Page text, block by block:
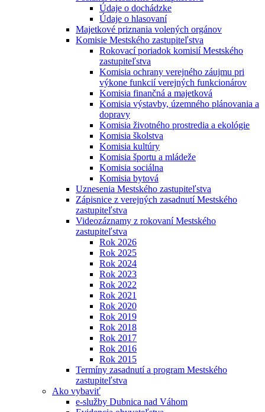
Údaje o dochádzke
Údaje o hlasovaní
Majetkové priznania volených orgánov
Komisie Mestského zastupiteľstva
Rokovací poriadok komisií Mestského
zastupiteľstva
Komisia ochrany verejného záujmu pri
výkone funkcií verejných funkcionárov
Komisia finančná a majetková
Komisia výstavby, územného plánovania a
dopravy
Komisia životného prostredia a ekológie
Komisia školstva
Komisia kultúry
Komisia športu a mládeže
Komisia sociálna
Komisia bytová
Uznesenia Mestského zastupiteľstva
Zápisnice z verejných zasadnutí Mestského
zastupiteľstva
Videozáznamy z rokovaní Mestského
zastupiteľstva
Rok 2026
Rok 2025
Rok 2024
Rok 2023
Rok 2022
Rok 2021
Rok 2020
Rok 2019
Rok 2018
Rok 2017
Rok 2016
Rok 2015
Termíny zasadnutí a program Mestského
zastupiteľstva
Ako vybaviť
e-služby Dubnica nad Váhom